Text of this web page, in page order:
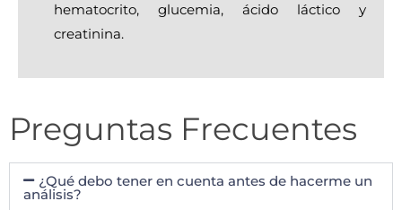
hematocrito, glucemia, ácido láctico y
creatinina.
Preguntas Frecuentes
¿Qué debo tener en cuenta antes de hacerme un
análisis?